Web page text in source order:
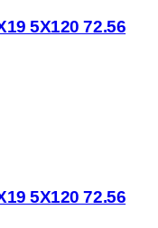
5X120 72.56
5X120 72.56